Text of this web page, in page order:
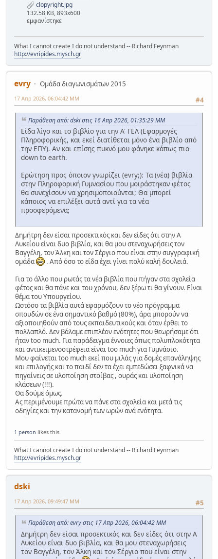
clopyright.jpg
132.58 KB, 893x600
εμφανίστηκε
What I cannot create I do not understand -- Richard Feynman
http://evripides.mysch.gr
evry
Ομάδα διαγωνισμάτων 2015
#4
17 Απρ 2026, 06:04:42 ΜΜ
Παράθεση από: dski στις 16 Απρ 2026, 01:35:29 ΜΜ
Είδα λίγο και το βιβλίο για την Α' ΓΕΛ (Εφαρμογές
Πληροφορικής, και εκεί διατίθεται μόνο ένα βιβλίο από
την ΕΠΥ). Αν και επίσης πυκνό μου φάνηκε κάπως πιο
down to earth.
Ερώτηση προς όποιον γνωρίζει (evry;): Τα (νέα) βιβλία
στην Πληροφορική Γυμνασίου που μοιράστηκαν φέτος
θα συνεχίσουν να χρησιμοποιούνται; Θα μπορεί
κάποιος να επιλέξει αυτά αντί για τα νέα
προσφερόμενα;
Δημήτρη δεν είσαι προσεκτικός και δεν είδες ότι στην Α
Λυκείου είναι δυο βιβλία, και θα μου στεναχωρήσεις τον
Βαγγέλη, τον Άλκη και τον Σέργιο που είναι στην συγγραφική
ομάδα
. Από όσο το είδα έχει γίνει πολύ καλή δουλειά.
Για το άλλο που ρωτάς τα νέα βιβλία που πήγαν στα σχολεία
φέτος και θα πάνε και του χρόνου, δεν ξέρω τι θα γίνουν. Είναι
θέμα του Υπουργείου.
Ωστόσο τα βιβλία αυτά εφαρμόζουν το νέο πρόγραμμα
σπουδών σε ένα σημαντικό βαθμό (80%), άρα μπορούν να
αξιοποιηθούν από τους εκπαιδευτικούς και όταν έρθει το
πολλαπλό. Δεν βάλαμε επιπλέον ενότητες που θεωρήσαμε ότι
ήταν too much. Για παράδειγμα έννοιες όπως πολυπλοκότητα
και αντικειμενοστρέφεια είναι too much για Γυμνάσιο.
Μου φαίνεται too much εκεί που μιλάς για δομές επανάληψης
και επιλογής και το παιδί δεν τα έχει εμπεδώσει ξαφνικά να
πηγαίνεις σε υλοποίηση στοίβας , ουράς και υλοποίηση
κλάσεων (!!!).
Θα δούμε όμως.
Ας περιμένουμε πρώτα να πάνε στα σχολεία και μετά τις
οδηγίες και την κατανομή των ωρών ανά ενότητα.
1 person likes this.
What I cannot create I do not understand -- Richard Feynman
http://evripides.mysch.gr
dski
#5
17 Απρ 2026, 09:49:47 ΜΜ
Παράθεση από: evry στις 17 Απρ 2026, 06:04:42 ΜΜ
Δημήτρη δεν είσαι προσεκτικός και δεν είδες ότι στην Α
Λυκείου είναι δυο βιβλία, και θα μου στεναχωρήσεις
τον Βαγγέλη, τον Άλκη και τον Σέργιο που είναι στην